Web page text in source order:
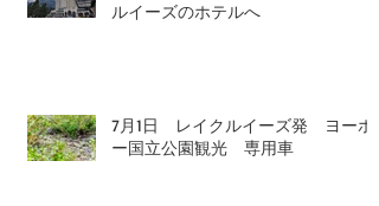
ルイーズのホテルへ
7月1日 レイクルイーズ発 ヨーホ
ー国立公園観光 専用車